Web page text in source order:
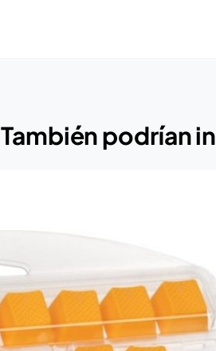
También podrían